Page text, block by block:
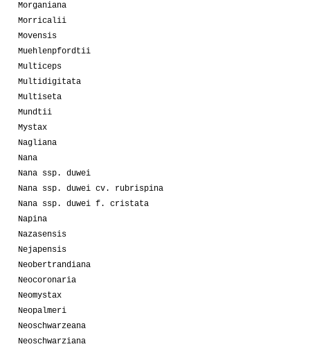
Morganiana
Morricalii
Movensis
Muehlenpfordtii
Multiceps
Multidigitata
Multiseta
Mundtii
Mystax
Nagliana
Nana
Nana ssp. duwei
Nana ssp. duwei cv. rubrispina
Nana ssp. duwei f. cristata
Napina
Nazasensis
Nejapensis
Neobertrandiana
Neocoronaria
Neomystax
Neopalmeri
Neoschwarzeana
Neoschwarziana